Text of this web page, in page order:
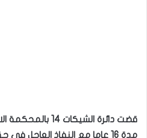
قضت
دائرة الشيكات 14
مدة 16 عاما مع النفاذ العاجل